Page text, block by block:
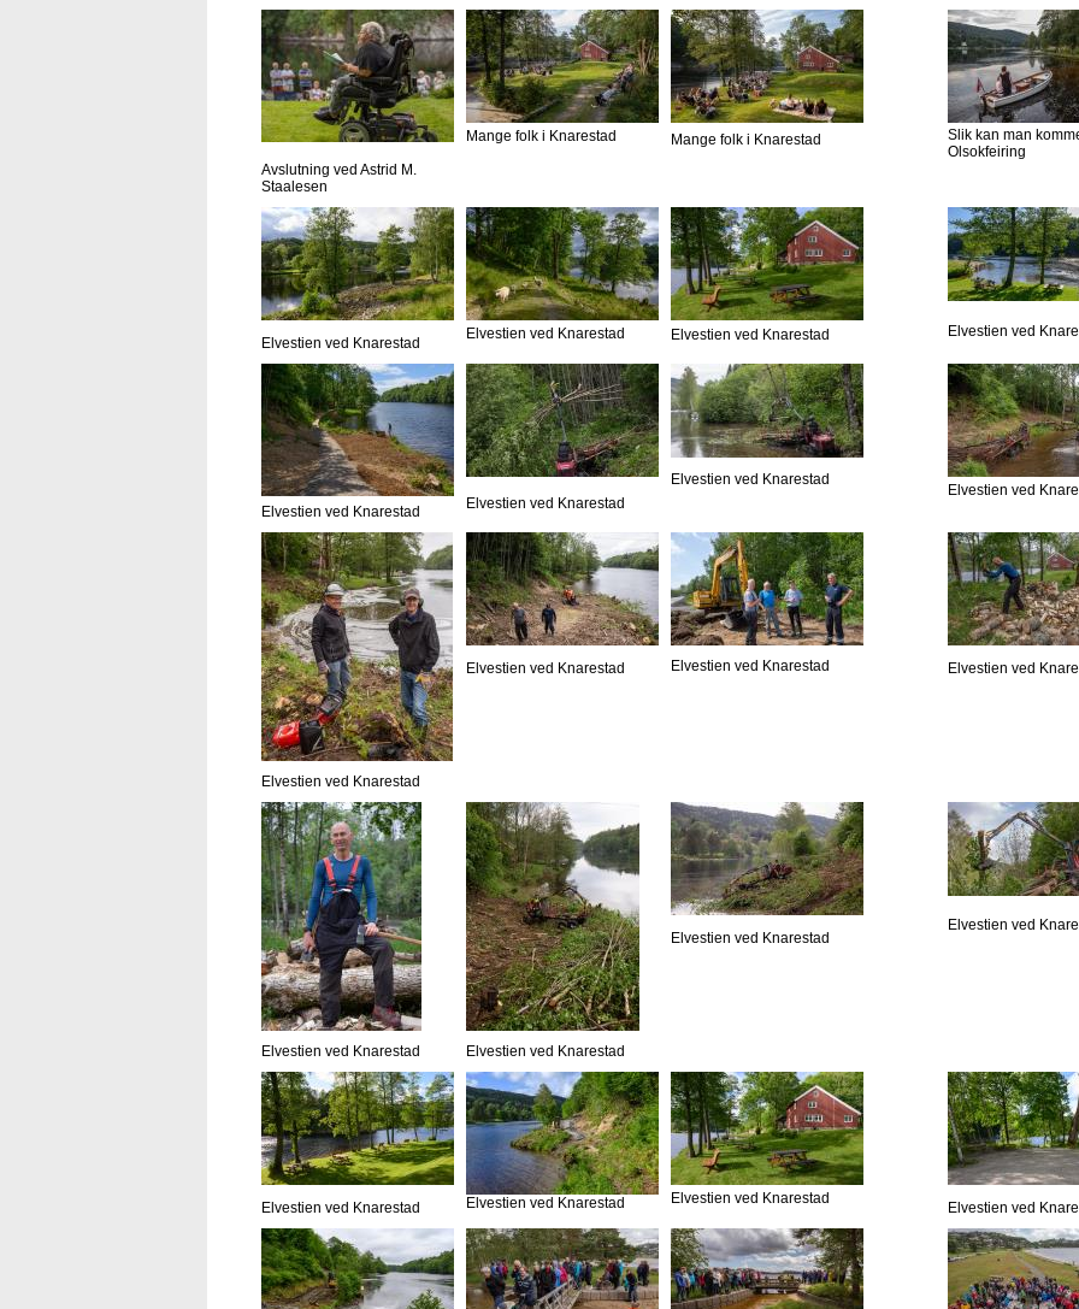
Avslutning ved Astrid M.
Staalesen
Mange folk i Knarestad Mange folk i Knarestad
Slik kan man
Olsokfeiring
Elvestien ved Knarestad
Elvestien ved Knarestad Elvestien ved Knarestad Elvestien ved
Elvestien ved Knarestad Elvestien ved Knarestad
Elvestien ved Knarestad
Elvestien ved
Elvestien ved Knarestad
Elvestien ved Knarestad Elvestien ved Knarestad Elvestien ved
Elvestien ved Knarestad Elvestien ved Knarestad
Elvestien ved Knarestad
Elvestien ved
Elvestien ved Knarestad Elvestien ved Knarestad Elvestien ved Knarestad
Elvestien ved